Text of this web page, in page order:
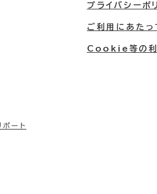
ポート
プライバシーポ
ご利用にあたっ
Cookie等の利